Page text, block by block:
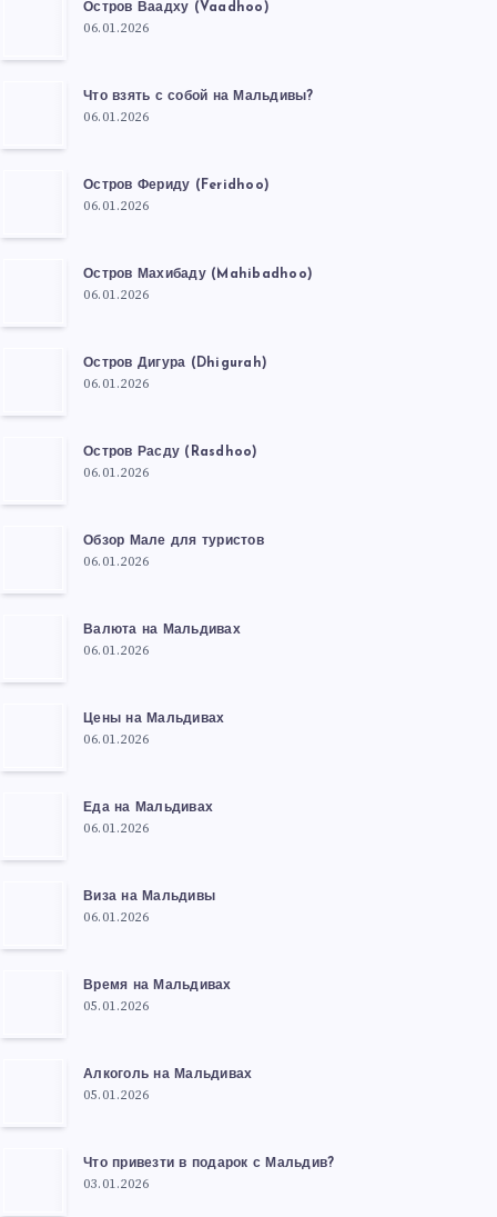
Остров Ваадху (Vaadhoo)
06.01.2026
Что взять с собой на Мальдивы?
06.01.2026
Остров Фериду (Feridhoo)
06.01.2026
Остров Махибаду (Mahibadhoo)
06.01.2026
Остров Дигура (Dhigurah)
06.01.2026
Остров Расду (Rasdhoo)
06.01.2026
Обзор Мале для туристов
06.01.2026
Валюта на Мальдивах
06.01.2026
Цены на Мальдивах
06.01.2026
Еда на Мальдивах
06.01.2026
Виза на Мальдивы
06.01.2026
Время на Мальдивах
05.01.2026
Алкоголь на Мальдивах
05.01.2026
Что привезти в подарок с Мальдив?
03.01.2026